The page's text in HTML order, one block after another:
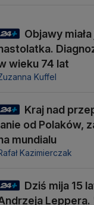
Objawy
wieku 74 lat
Kuffel
Kraj nad
od Polaków,
mundialu
Kazimierczak
Dziś mija 15
Leppera.